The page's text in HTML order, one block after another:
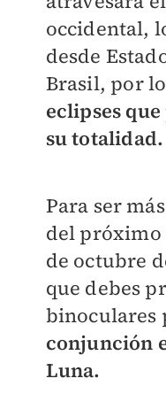
occidental,
desde
Brasil, por
eclipses
su totalidad.
Para ser
del próximo
de octubre
que debes
binoculares
conjunción
Luna.